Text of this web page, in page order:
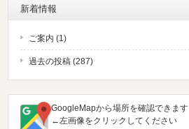
新着情報
ご案内 (1)
過去の投稿 (287)
GoogleMapから場所を確認できます
←左画像をクリックしてください